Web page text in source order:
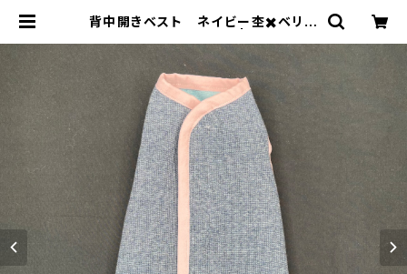
背中開きベスト ネイビー杢✖️ベリー